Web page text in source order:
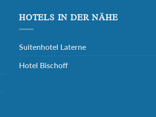
HOTELS IN DER NÄHE
Suitenhotel Laterne
Hotel Bischoff